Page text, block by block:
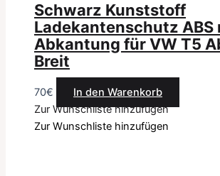
Schwarz Kunststoff
Ladekantenschutz ABS
Abkantung für VW T5
Breit
70€
In den Warenkorb
Zur Wunschliste hinzufügen
Zur Wunschliste hinzufügen